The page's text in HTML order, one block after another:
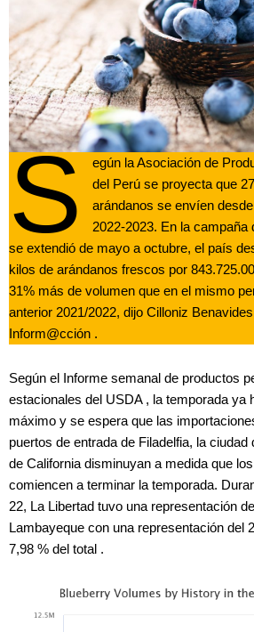
S
egún la Asociación de
del Perú se proyecta que
arándanos se envíen
2022-2023. En la campaña
se extendió de mayo a octubre, el país
kilos de arándanos frescos por
31% más de volumen que en el mismo
anterior 2021/2022, dijo Cilloniz
Inform@cción .
Según el Informe semanal de productos
estacionales del USDA , la temporada ya
máximo y se espera que las
puertos de entrada de Filadelfia, la
de California disminuyan a medida que
comiencen a terminar la temporada.
22, La Libertad tuvo una representación
Lambayeque con una representación del
7,98 % del total .